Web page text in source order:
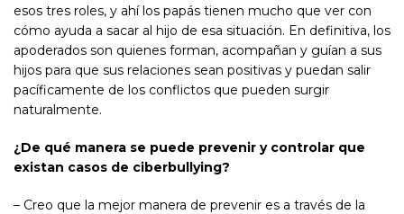
esos tres roles, y ahí los papás tienen mucho que ver con
cómo ayuda a sacar al hijo de esa situación. En definitiva, los
apoderados son quienes forman, acompañan y guían a sus
hijos para que sus relaciones sean positivas y puedan salir
pacíficamente de los conflictos que pueden surgir
naturalmente.
¿De qué manera se puede prevenir y controlar que
existan casos de ciberbullying?
– Creo que la mejor manera de prevenir es a través de la